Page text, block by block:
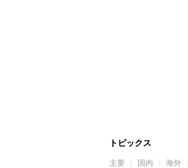
トピックス
主要 国内 海外